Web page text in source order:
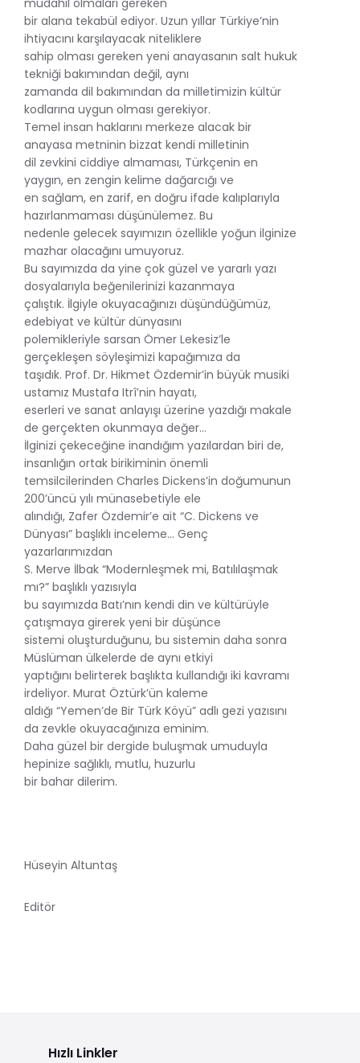
bir alana tekabül ediyor. Uzun yıllar Türkiye’nin
ihtiyacını karşılayacak niteliklere
sahip olması gereken yeni anayasanın salt hukuk
tekniği bakımından değil, aynı
zamanda dil bakımından da milletimizin kültür
kodlarına uygun olması gerekiyor.
Temel insan haklarını merkeze alacak bir
anayasa metninin bizzat kendi milletinin
dil zevkini ciddiye almaması, Türkçenin en
yaygın, en zengin kelime dağarcığı ve
en sağlam, en zarif, en doğru ifade kalıplarıyla
hazırlanmaması düşünülemez. Bu
nedenle gelecek sayımızın özellikle yoğun ilginize
mazhar olacağını umuyoruz.
Bu sayımızda da yine çok güzel ve yararlı yazı
dosyalarıyla beğenilerinizi kazanmaya
çalıştık. İlgiyle okuyacağınızı düşündüğümüz,
edebiyat ve kültür dünyasını
polemikleriyle sarsan Ömer Lekesiz’le
gerçekleşen söyleşimizi kapağımıza da
taşıdık. Prof. Dr. Hikmet Özdemir’in büyük musiki
ustamız Mustafa Itrî’nin hayatı,
eserleri ve sanat anlayışı üzerine yazdığı makale
de gerçekten okunmaya değer…
İlginizi çekeceğine inandığım yazılardan biri de,
insanlığın ortak birikiminin önemli
temsilcilerinden Charles Dickens’in doğumunun
200’üncü yılı münasebetiyle ele
alındığı, Zafer Özdemir’e ait “C. Dickens ve
Dünyası” başlıklı inceleme… Genç
yazarlarımızdan
S. Merve İlbak “Modernleşmek mi, Batılılaşmak
mı?” başlıklı yazısıyla
bu sayımızda Batı’nın kendi din ve kültürüyle
çatışmaya girerek yeni bir düşünce
sistemi oluşturduğunu, bu sistemin daha sonra
Müslüman ülkelerde de aynı etkiyi
yaptığını belirterek başlıkta kullandığı iki kavramı
irdeliyor. Murat Öztürk’ün kaleme
aldığı “Yemen’de Bir Türk Köyü” adlı gezi yazısını
da zevkle okuyacağınıza eminim.
Daha güzel bir dergide buluşmak umuduyla
hepinize sağlıklı, mutlu, huzurlu
bir bahar dilerim.
Hüseyin Altuntaş
Editör
Hızlı Linkler